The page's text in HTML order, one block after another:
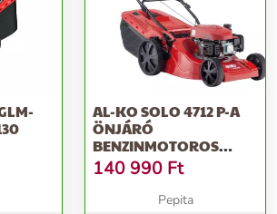
AL-KO SOLO 4712 P-A
ÖNJÁRÓ
BENZINMOTOROS
FŰNYÍRÓ, 1900 W
140 990 Ft
Pepita